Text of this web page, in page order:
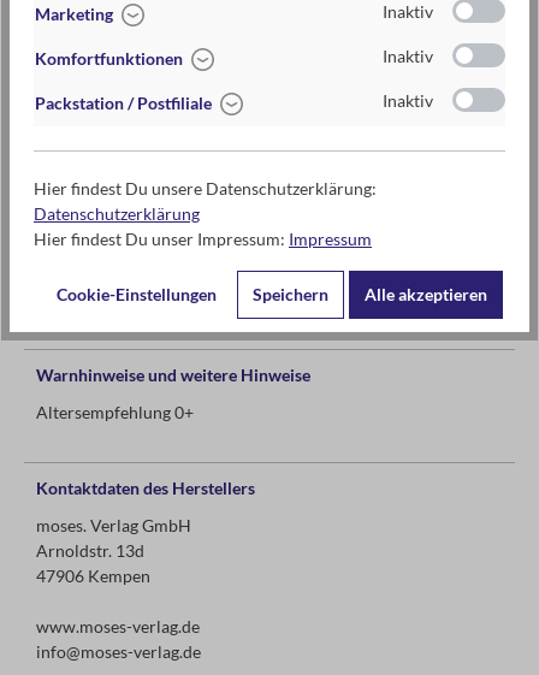
aus Plüsch
Warnhinweise und weitere Hinweise
Altersempfehlung 0+
Kontaktdaten des Herstellers
moses. Verlag GmbH
Arnoldstr. 13d
47906 Kempen
www.moses-verlag.de
info@moses-verlag.de
Marketing Inaktiv
Komfortfunktionen Inaktiv
Packstation / Postfiliale Inaktiv
Hier findest Du unsere Datenschutzerklärung:
Datenschutzerklärung
Hier findest Du unser Impressum: Impressum
Cookie-Einstellungen Speichern Alle akzeptieren